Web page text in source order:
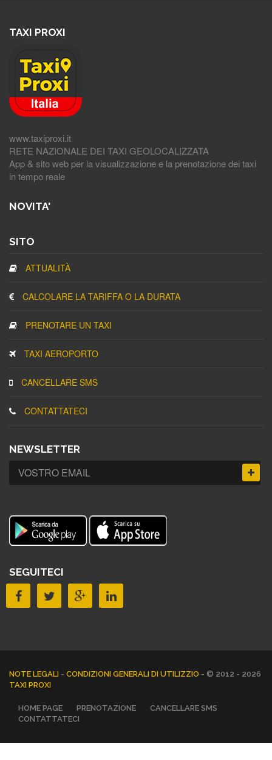
TAXI PROXI
www.taxiproxi.it
RETE NAZIONALE DEI TAXI GEOLOCALIZZATA
App & sito web per la visualizzazione e la prenotazione dei taxi
in tempo reale
NOVITA'
SITO
ATTUALITÀ
CALCOLARE LA TARIFFA O LA DURATA
PRENOTARE UN TAXI
TAXI AEROPORTO
CANCELLARE SMS
CONTATTATECI
NEWSLETTER
SEGUITECI
NOTE LEGALI - CONDIZIONI GENERALI DI UTILIZZIO - © 2012 - 2026
TAXI PROXI
HOME PAGE PRENOTAZIONE
CANCELLARE SMS
CONTATTATECI